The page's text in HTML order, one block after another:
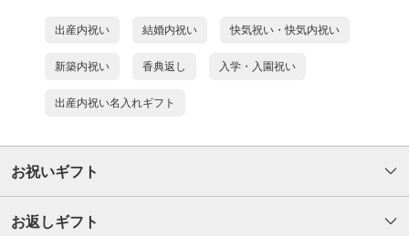
出産内祝い 結婚内祝い 快気祝い・快気内祝い
新築内祝い 香典返し 入学・入園祝い
出産内祝い名入れギフト
お祝いギフト
お返しギフト